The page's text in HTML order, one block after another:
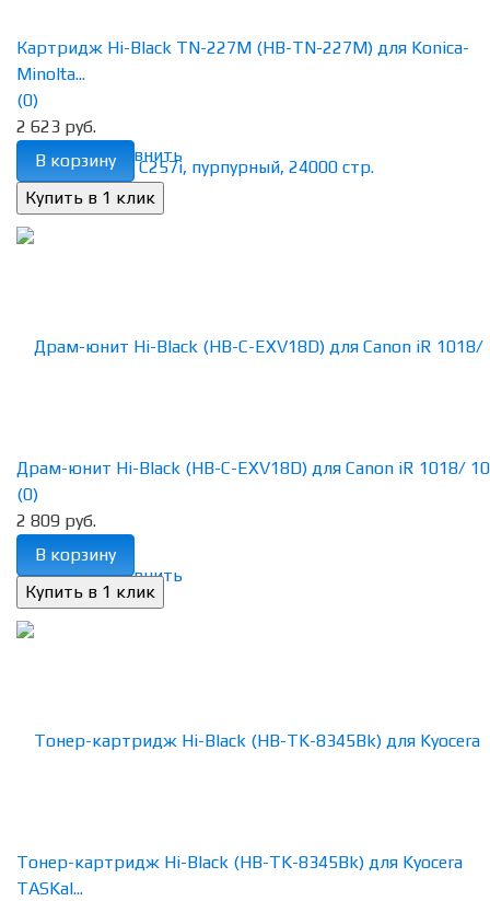
избранное сравнить
Картридж Hi-Black TN-227M (HB-TN-227M) для Konica-
Minolta...
(0)
2 623 руб.
В корзину
избранное сравнить
Драм-юнит Hi-Black (HB-C-EXV18D) для Canon iR 1018/
(0)
2 809 руб.
В корзину
Тонер-картридж Hi-Black (HB-TK-8345Bk) для Kyocera
TASKal...